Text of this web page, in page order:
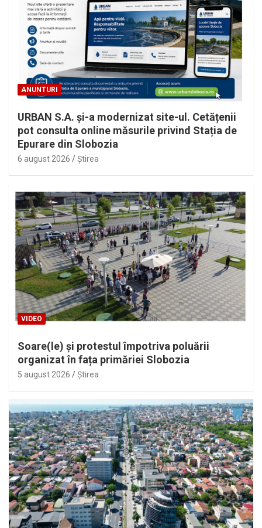
ANUNTURI
URBAN S.A. și-a modernizat site-ul. Cetățenii
pot consulta online măsurile privind Stația de
Epurare din Slobozia
6 august 2026 Ştirea
VIDEO
Soare(le) și protestul împotriva poluării
organizat în fața primăriei Slobozia
5 august 2026 Ştirea